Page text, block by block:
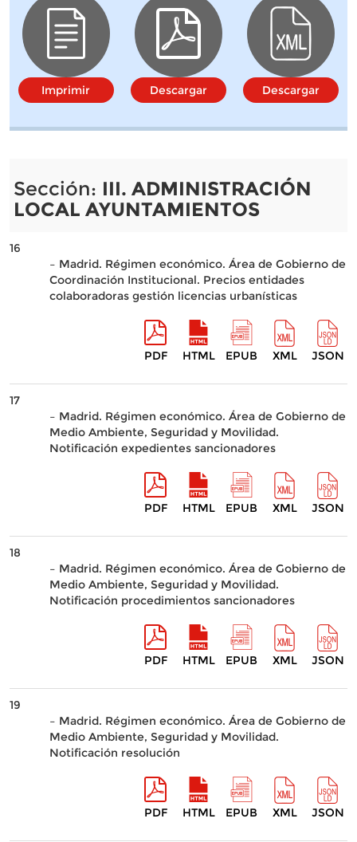
Imprimir Descargar Descargar
Sección: III. ADMINISTRACIÓN
LOCAL AYUNTAMIENTOS
16
– Madrid. Régimen económico. Área de Gobierno de
Coordinación Institucional. Precios entidades
colaboradoras gestión licencias urbanísticas
PDF HTML EPUB XML JSON
17
– Madrid. Régimen económico. Área de Gobierno de
Medio Ambiente, Seguridad y Movilidad.
Notificación expedientes sancionadores
PDF HTML EPUB XML JSON
18
– Madrid. Régimen económico. Área de Gobierno de
Medio Ambiente, Seguridad y Movilidad.
Notificación procedimientos sancionadores
PDF HTML EPUB XML JSON
19
– Madrid. Régimen económico. Área de Gobierno de
Medio Ambiente, Seguridad y Movilidad.
Notificación resolución
PDF HTML EPUB XML JSON